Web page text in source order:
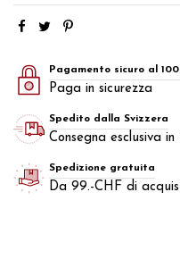
Pagamento sicuro al
Paga in sicurezza
Spedito dalla Svizzera
Consegna esclusiva
Spedizione gratuita
Da 99.-CHF di